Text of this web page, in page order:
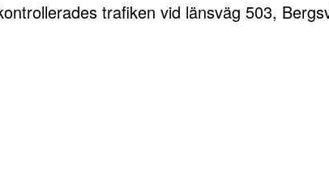
trafiken vid länsväg 503,